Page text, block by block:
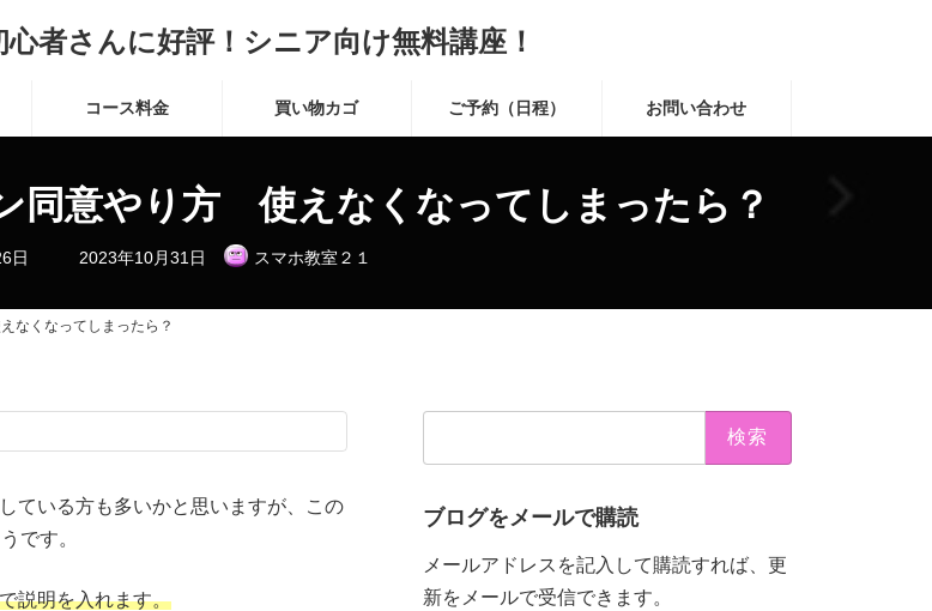
心者さんに好評！シニア向け無料講座！
コース料金 買い物カゴ ご予約（日程） お問い合わせ
同意やり方 使えなくなってしまったら？
日
最
終
日
時
2023年10月31日 スマホ教室２１
なくなってしまったら？
ている方も多いかと思いますが、この
です。
説明を入れます。
ブログをメールで購読
メールアドレスを記入して購読すれば、更
新をメールで受信できます。